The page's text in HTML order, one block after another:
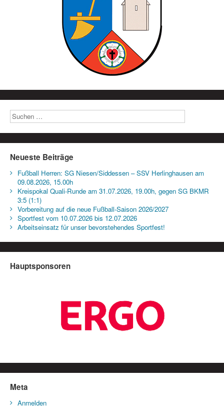
Neueste Beiträge
Fußball Herren: SG Niesen/Siddessen – SSV Herlinghausen am
09.08.2026, 15.00h
Kreispokal Quali-Runde am 31.07.2026, 19.00h, gegen SG BKMR
3:5 (1:1)
Vorbereitung auf die neue Fußball-Saison 2026/2027
Sportfest vom 10.07.2026 bis 12.07.2026
Arbeitseinsatz für unser bevorstehendes Sportfest!
Hauptsponsoren
Meta
Anmelden